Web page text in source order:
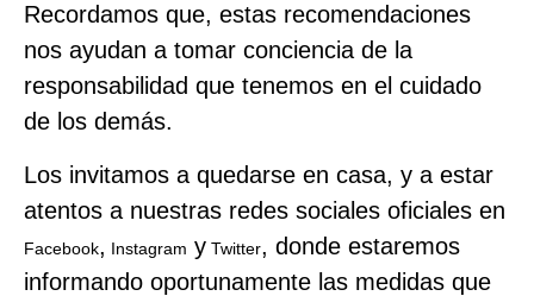
Recordamos que, estas recomendaciones
nos ayudan a tomar conciencia de la
responsabilidad que tenemos en el cuidado
de los demás.
Los invitamos a quedarse en casa, y a estar
atentos a nuestras redes sociales oficiales en
Facebook, Instagram y Twitter, donde estaremos
informando oportunamente las medidas que